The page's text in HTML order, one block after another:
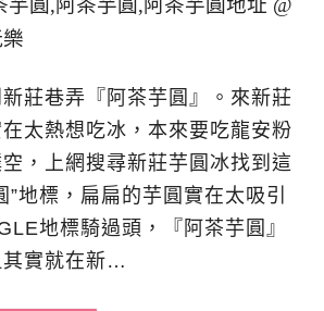
莊巷弄『阿茶芋圓』。來新莊
太熱想吃冰，本來要吃龍安粉
，上網搜尋新莊芋圓冰找到這
”地標，扁扁的芋圓實在太吸引
地標騎過頭，『阿茶芋圓』
其實就在新…